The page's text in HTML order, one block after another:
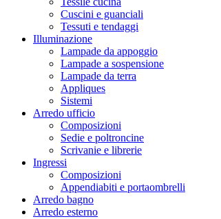
Cuscini e guanciali
Tessuti e tendaggi
Illuminazione
Lampade da appoggio
Lampade a sospensione
Lampade da terra
Appliques
Sistemi
Arredo ufficio
Composizioni
Sedie e poltroncine
Scrivanie e librerie
Ingressi
Composizioni
Appendiabiti e portaombrelli
Arredo bagno
Arredo esterno